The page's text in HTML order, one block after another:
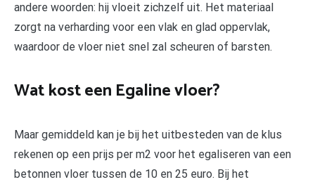
andere woorden: hij vloeit zichzelf uit. Het materiaal
zorgt na verharding voor een vlak en glad oppervlak,
waardoor de vloer niet snel zal scheuren of barsten.
Wat kost een Egaline vloer?
Maar gemiddeld kan je bij het uitbesteden van de klus
rekenen op een prijs per m2 voor het egaliseren van een
betonnen vloer tussen de 10 en 25 euro. Bij het